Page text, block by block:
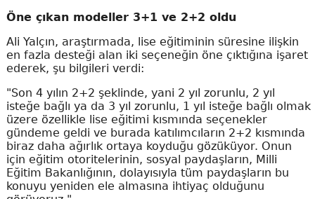
Öne çıkan modeller 3+1 ve 2+2 oldu
Ali Yalçın, araştırmada, lise eğitiminin süresine ilişkin
en fazla desteği alan iki seçeneğin öne çıktığına işaret
ederek, şu bilgileri verdi:
"Son 4 yılın 2+2 şeklinde, yani 2 yıl zorunlu, 2 yıl
isteğe bağlı ya da 3 yıl zorunlu, 1 yıl isteğe bağlı olmak
üzere özellikle lise eğitimi kısmında seçenekler
gündeme geldi ve burada katılımcıların 2+2 kısmında
biraz daha ağırlık ortaya koyduğu gözüküyor. Onun
için eğitim otoritelerinin, sosyal paydaşların, Milli
Eğitim Bakanlığının, dolayısıyla tüm paydaşların bu
konuyu yeniden ele almasına ihtiyaç olduğunu